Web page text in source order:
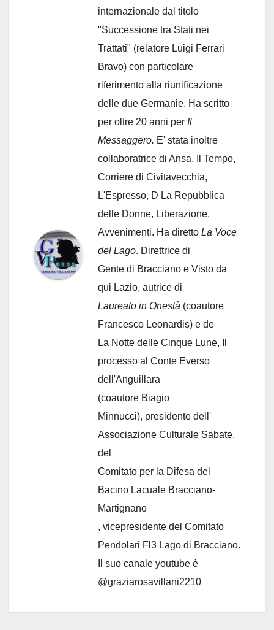
internazionale dal titolo
"Successione tra Stati nei
Trattati" (relatore Luigi Ferrari
Bravo) con particolare
riferimento alla riunificazione
delle due Germanie. Ha scritto
per oltre 20 anni per Il
Messaggero. E' stata inoltre
collaboratrice di Ansa, Il Tempo,
Corriere di Civitavecchia,
L'Espresso, D La Repubblica
delle Donne, Liberazione,
Avvenimenti. Ha diretto La Voce
del Lago. Direttrice di
Gente di Bracciano e Visto da
qui Lazio, autrice di
Laureato in Onestà (coautore
Francesco Leonardis) e de
La Notte delle Cinque Lune, Il
processo al Conte Everso
dell'Anguillara
(coautore Biagio
Minnucci), presidente dell'
Associazione Culturale Sabate,
del
Comitato per la Difesa del
Bacino Lacuale Bracciano-
Martignano
, vicepresidente del Comitato
Pendolari Fl3 Lago di Bracciano.
Il suo canale youtube è
@graziarosavillani2210